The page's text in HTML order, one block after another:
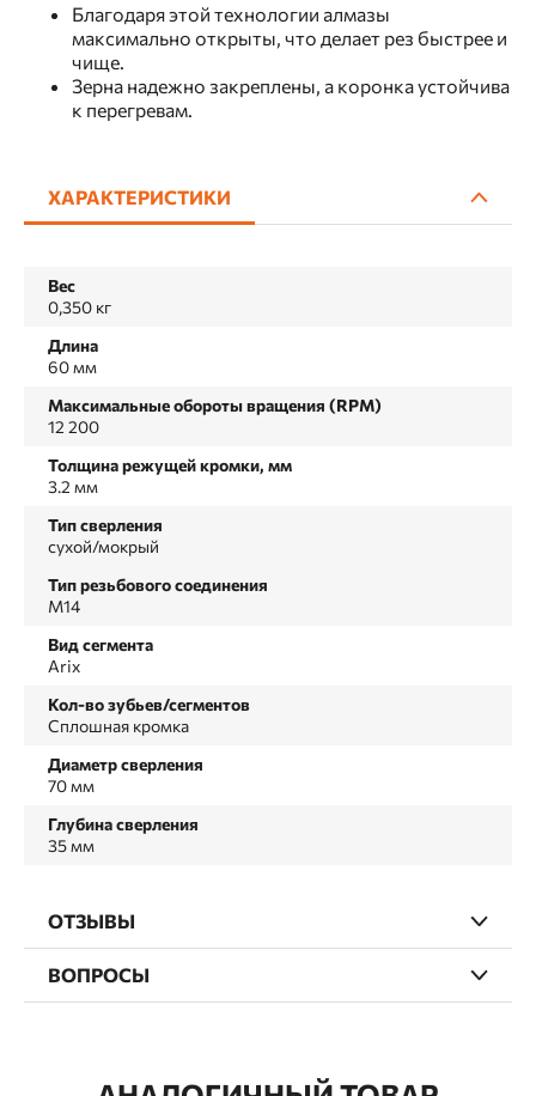
Благодаря этой технологии алмазы
максимально открыты, что делает рез быстрее и
чище.
Зерна надежно закреплены, а коронка устойчива
к перегревам.
ХАРАКТЕРИСТИКИ
Вес
0,350 кг
Длина
60 мм
Максимальные обороты вращения (RPM)
12 200
Толщина режущей кромки, мм
3.2 мм
Тип сверления
сухой/мокрый
Тип резьбового соединения
M14
Вид сегмента
Arix
Кол-во зубьев/сегментов
Сплошная кромка
Диаметр сверления
70 мм
Глубина сверления
35 мм
ОТЗЫВЫ
ВОПРОСЫ